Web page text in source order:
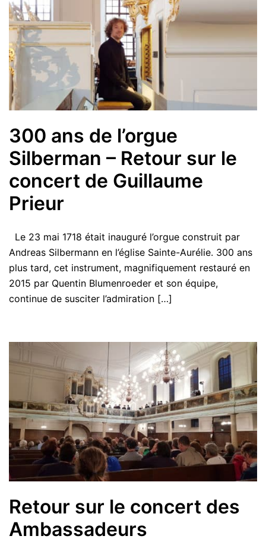
300 ans de l’orgue
Silberman – Retour sur le
concert de Guillaume
Prieur
Le 23 mai 1718 était inauguré l’orgue construit par
Andreas Silbermann en l’église Sainte-Aurélie. 300 ans
plus tard, cet instrument, magnifiquement restauré en
2015 par Quentin Blumenroeder et son équipe,
continue de susciter l’admiration […]
Retour sur le concert des
Ambassadeurs